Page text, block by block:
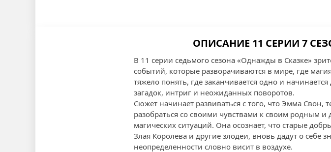
ОПИСАНИЕ 11 СЕРИИ 7
В 11 серии седьмого сезона «Однажды в Сказке»
событий, которые разворачиваются в мире, где
тяжело понять, где заканчивается одно и
загадок, интриг и неожиданных поворотов.
Сюжет начинает развиваться с того, что Эмма Свон,
разобраться со своими чувствами к своим родным
магических ситуаций. Она осознает, что старые
Злая Королева и другие злодеи, вновь дадут о себе
неопределенности словно висит в воздухе.